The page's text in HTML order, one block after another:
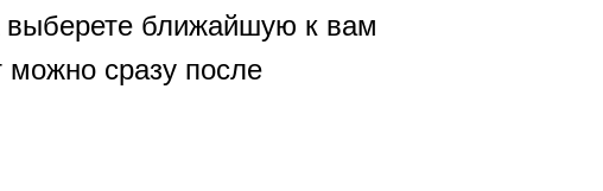
ближайшую к вам
можно сразу после